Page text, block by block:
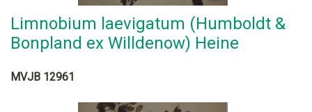
Limnobium laevigatum (Humboldt &
Bonpland ex Willdenow) Heine
MVJB 12961